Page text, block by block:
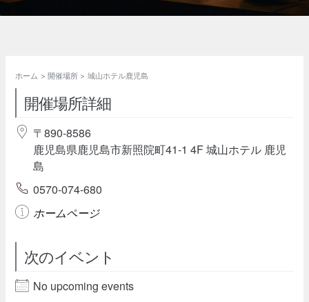
ホーム 開催場所 城山ホテル鹿児島
開催場所詳細
〒890-8586
鹿児島県鹿児島市新照院町41-1 4F 城山ホテル 鹿児
島
0570-074-680
ホームページ
次のイベント
No upcoming events